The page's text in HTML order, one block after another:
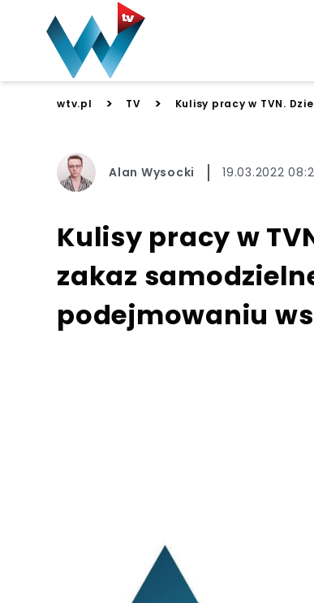
wtv.pl > TV > Kulisy pracy w TVN.
Alan Wysocki 19.03.2022
Kulisy pracy w
zakaz
podejmowaniu